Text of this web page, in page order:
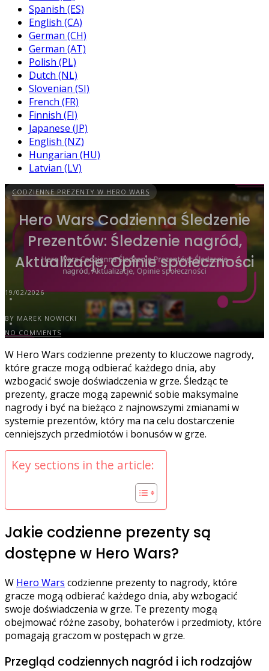
Spanish (ES)
English (CA)
German (CH)
German (AT)
Polish (PL)
Dutch (NL)
Slovenian (SI)
French (FR)
Finnish (FI)
Japanese (JP)
English (NZ)
Hungarian (HU)
Latvian (LV)
CODZIENNE PREZENTY W HERO WARS
Hero Wars Codzienna Śledzenie
Prezentów: Śledzenie nagród,
Aktualizacje, Opinie społeczności
19/02/2026
BY MAREK NOWICKI
NO COMMENTS
W Hero Wars codzienne prezenty to kluczowe nagrody,
które gracze mogą odbierać każdego dnia, aby
wzbogacić swoje doświadczenia w grze. Śledząc te
prezenty, gracze mogą zapewnić sobie maksymalne
nagrody i być na bieżąco z najnowszymi zmianami w
systemie prezentów, który ma na celu dostarczenie
cenniejszych przedmiotów i bonusów w grze.
Key sections in the article:
Jakie codzienne prezenty są
dostępne w Hero Wars?
W Hero Wars codzienne prezenty to nagrody, które
gracze mogą odbierać każdego dnia, aby wzbogacić
swoje doświadczenia w grze. Te prezenty mogą
obejmować różne zasoby, bohaterów i przedmioty, które
pomagają graczom w postępach w grze.
Przegląd codziennych nagród i ich rodzajów